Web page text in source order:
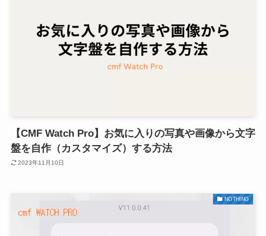
【CMF Watch Pro】お気に入りの写真や画像から文字
盤を自作（カスタマイズ）する方法
2023年11月10日
NOTHING